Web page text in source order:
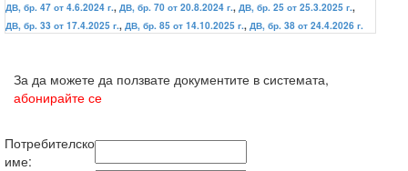
ДВ, бр. 47 от 4.6.2024 г., ДВ, бр. 70 от 20.8.2024 г., ДВ, бр. 25 от 25.3.2025 г.,
ДВ, бр. 33 от 17.4.2025 г., ДВ, бр. 85 от 14.10.2025 г., ДВ, бр. 38 от 24.4.2026 г.
За да можете да ползвате документите в системата,
абонирайте се
Потребителско
име: